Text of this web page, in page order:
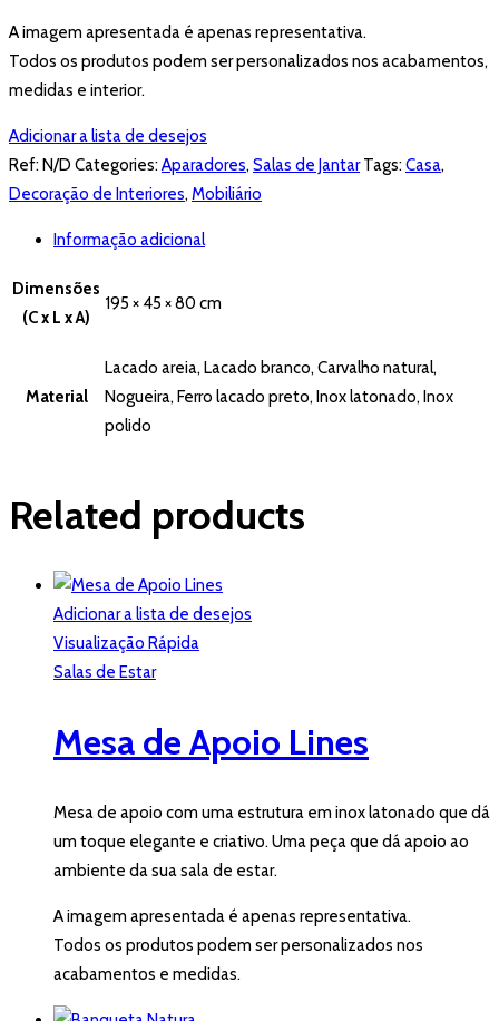
A imagem apresentada é apenas representativa.
Todos os produtos podem ser personalizados nos acabamentos,
medidas e interior.
Adicionar a lista de desejos
Ref:N/D Categories:Aparadores, Salas de Jantar Tags:Casa,
Decoração de Interiores, Mobiliário
Informação adicional
Dimensões
(C x L x A)
195 × 45 × 80 cm
Material
Lacado areia, Lacado branco, Carvalho natural,
Nogueira, Ferro lacado preto, Inox latonado, Inox
polido
Related products
Adicionar a lista de desejos
Visualização Rápida
Salas de Estar
Mesa de Apoio Lines
Mesa de apoio com uma estrutura em inox latonado que dá
um toque elegante e criativo. Uma peça que dá apoio ao
ambiente da sua sala de estar.
A imagem apresentada é apenas representativa.
Todos os produtos podem ser personalizados nos
acabamentos e medidas.